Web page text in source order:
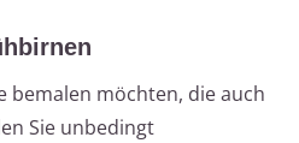
bemalen möchten, die auch
Sie unbedingt